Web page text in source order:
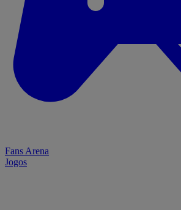
Fans Arena
Jogos